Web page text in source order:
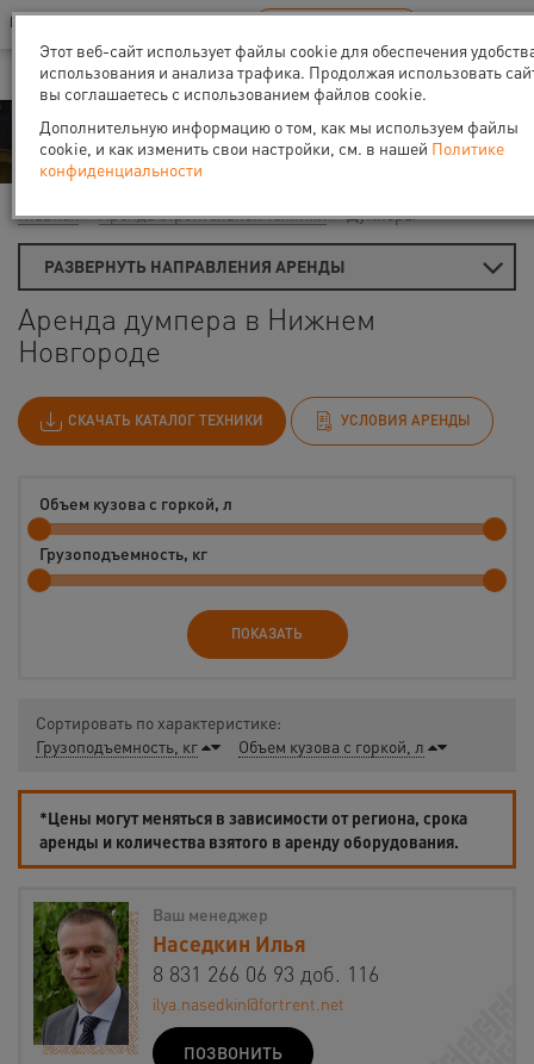
Ваш город:Нижний Новгород
В Вашем регионе нет наших офисов RU EN
Аренда
Главная Аренда строительной техники Думперы
РАЗВЕРНУТЬ НАПРАВЛЕНИЯ АРЕНДЫ
Аренда думпера в Нижнем
Новгороде
СКАЧАТЬ КАТАЛОГ ТЕХНИКИ УСЛОВИЯ АРЕНДЫ
Объем кузова с горкой, л
Грузоподъемность, кг
ПОКАЗАТЬ
Сортировать по характеристике:
Грузоподъемность, кг
Объем кузова с горкой, л
*Цены могут меняться в зависимости от региона, срока
аренды и количества взятого в аренду оборудования.
Ваш менеджер
Наседкин Илья
8 831 266 06 93 доб. 116
ilya.nasedkin@fortrent.net
ПОЗВОНИТЬ
Этот веб-сайт использует файлы cookie для обеспечения
использования и анализа трафика. Продолжая использовать
вы соглашаетесь с использованием файлов cookie.
Дополнительную информацию о том, как мы используем файлы
cookie, и как изменить свои настройки, см. в нашей Политике
конфиденциальности